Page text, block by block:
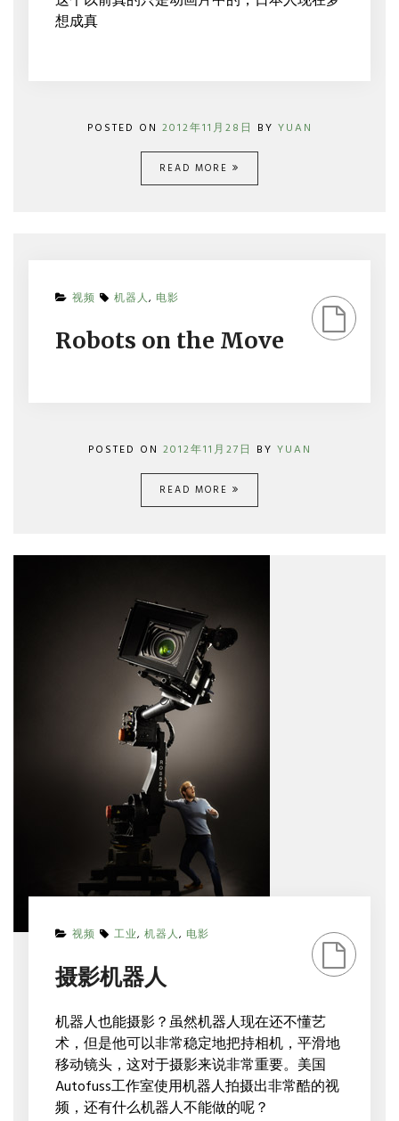
高
想成真
POSTED ON 2012年11月28日 BY YUAN
READ MORE
视频 机器人, 电影
ON
THE
Robots on the Move
POSTED ON 2012年11月27日 BY YUAN
READ MORE
视频 工业, 机器人, 电影
人
摄影机器人
机器人也能摄影？虽然机器人现在还不懂艺
术，但是他可以非常稳定地把持相机，平滑地
移动镜头，这对于摄影来说非常重要。美国
Autofuss工作室使用机器人拍摄出非常酷的视
频，还有什么机器人不能做的呢？